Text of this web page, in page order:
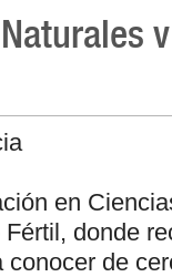
en
donde
de